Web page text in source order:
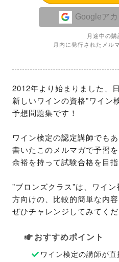
Googleア
月途中の購
月内に発行されたメル
2012年より始まりました、
新しいワインの資格”ワイン
予想問題集です！
ワイン検定の認定講師でも
書いたこのメルマガで予習を
余裕を持って試験合格を目指
”ブロンズクラス”は、ワイ
方向けの、比較的簡単な内容
ぜひチャレンジしてみてくだ
おすすめポイント
ワイン検定の講師が直